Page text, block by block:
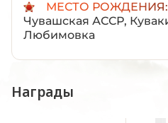
МЕСТО РОЖДЕНИЯ:
Чувашская АССР,
Любимовка
Награды